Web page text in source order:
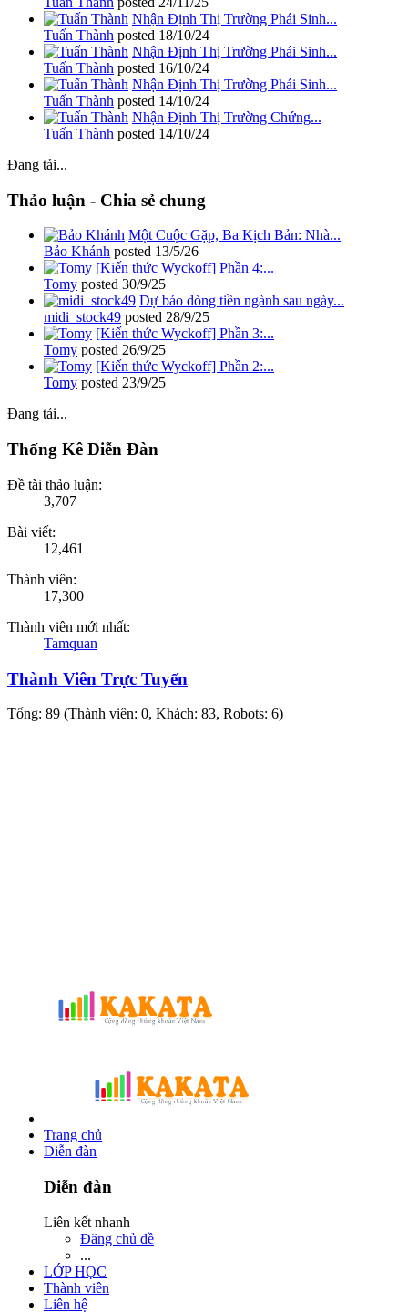
Nhận Định Thị Trường Phái Sinh...
Tuấn Thành posted 18/10/24
Nhận Định Thị Trường Phái Sinh...
Tuấn Thành posted 16/10/24
Nhận Định Thị Trường Phái Sinh...
Tuấn Thành posted 14/10/24
Nhận Định Thị Trường Chứng...
Tuấn Thành posted 14/10/24
Đang tải...
Thảo luận - Chia sẻ chung
Một Cuộc Gặp, Ba Kịch Bản: Nhà...
Bảo Khánh posted 13/5/26
[Kiến thức Wyckoff] Phần 4:...
Tomy posted 30/9/25
Dự báo dòng tiền ngành sau ngày...
midi_stock49 posted 28/9/25
[Kiến thức Wyckoff] Phần 3:...
Tomy posted 26/9/25
[Kiến thức Wyckoff] Phần 2:...
Tomy posted 23/9/25
Đang tải...
Thống Kê Diễn Đàn
Đề tài thảo luận:
3,707
Bài viết:
12,461
Thành viên:
17,300
Thành viên mới nhất:
Tamquan
Thành Viên Trực Tuyến
Tổng: 89 (Thành viên: 0, Khách: 83, Robots: 6)
Trang chủ
Diễn đàn
Diễn đàn
Liên kết nhanh
Đăng chủ đề
...
LỚP HỌC
Thành viên
Liên hệ